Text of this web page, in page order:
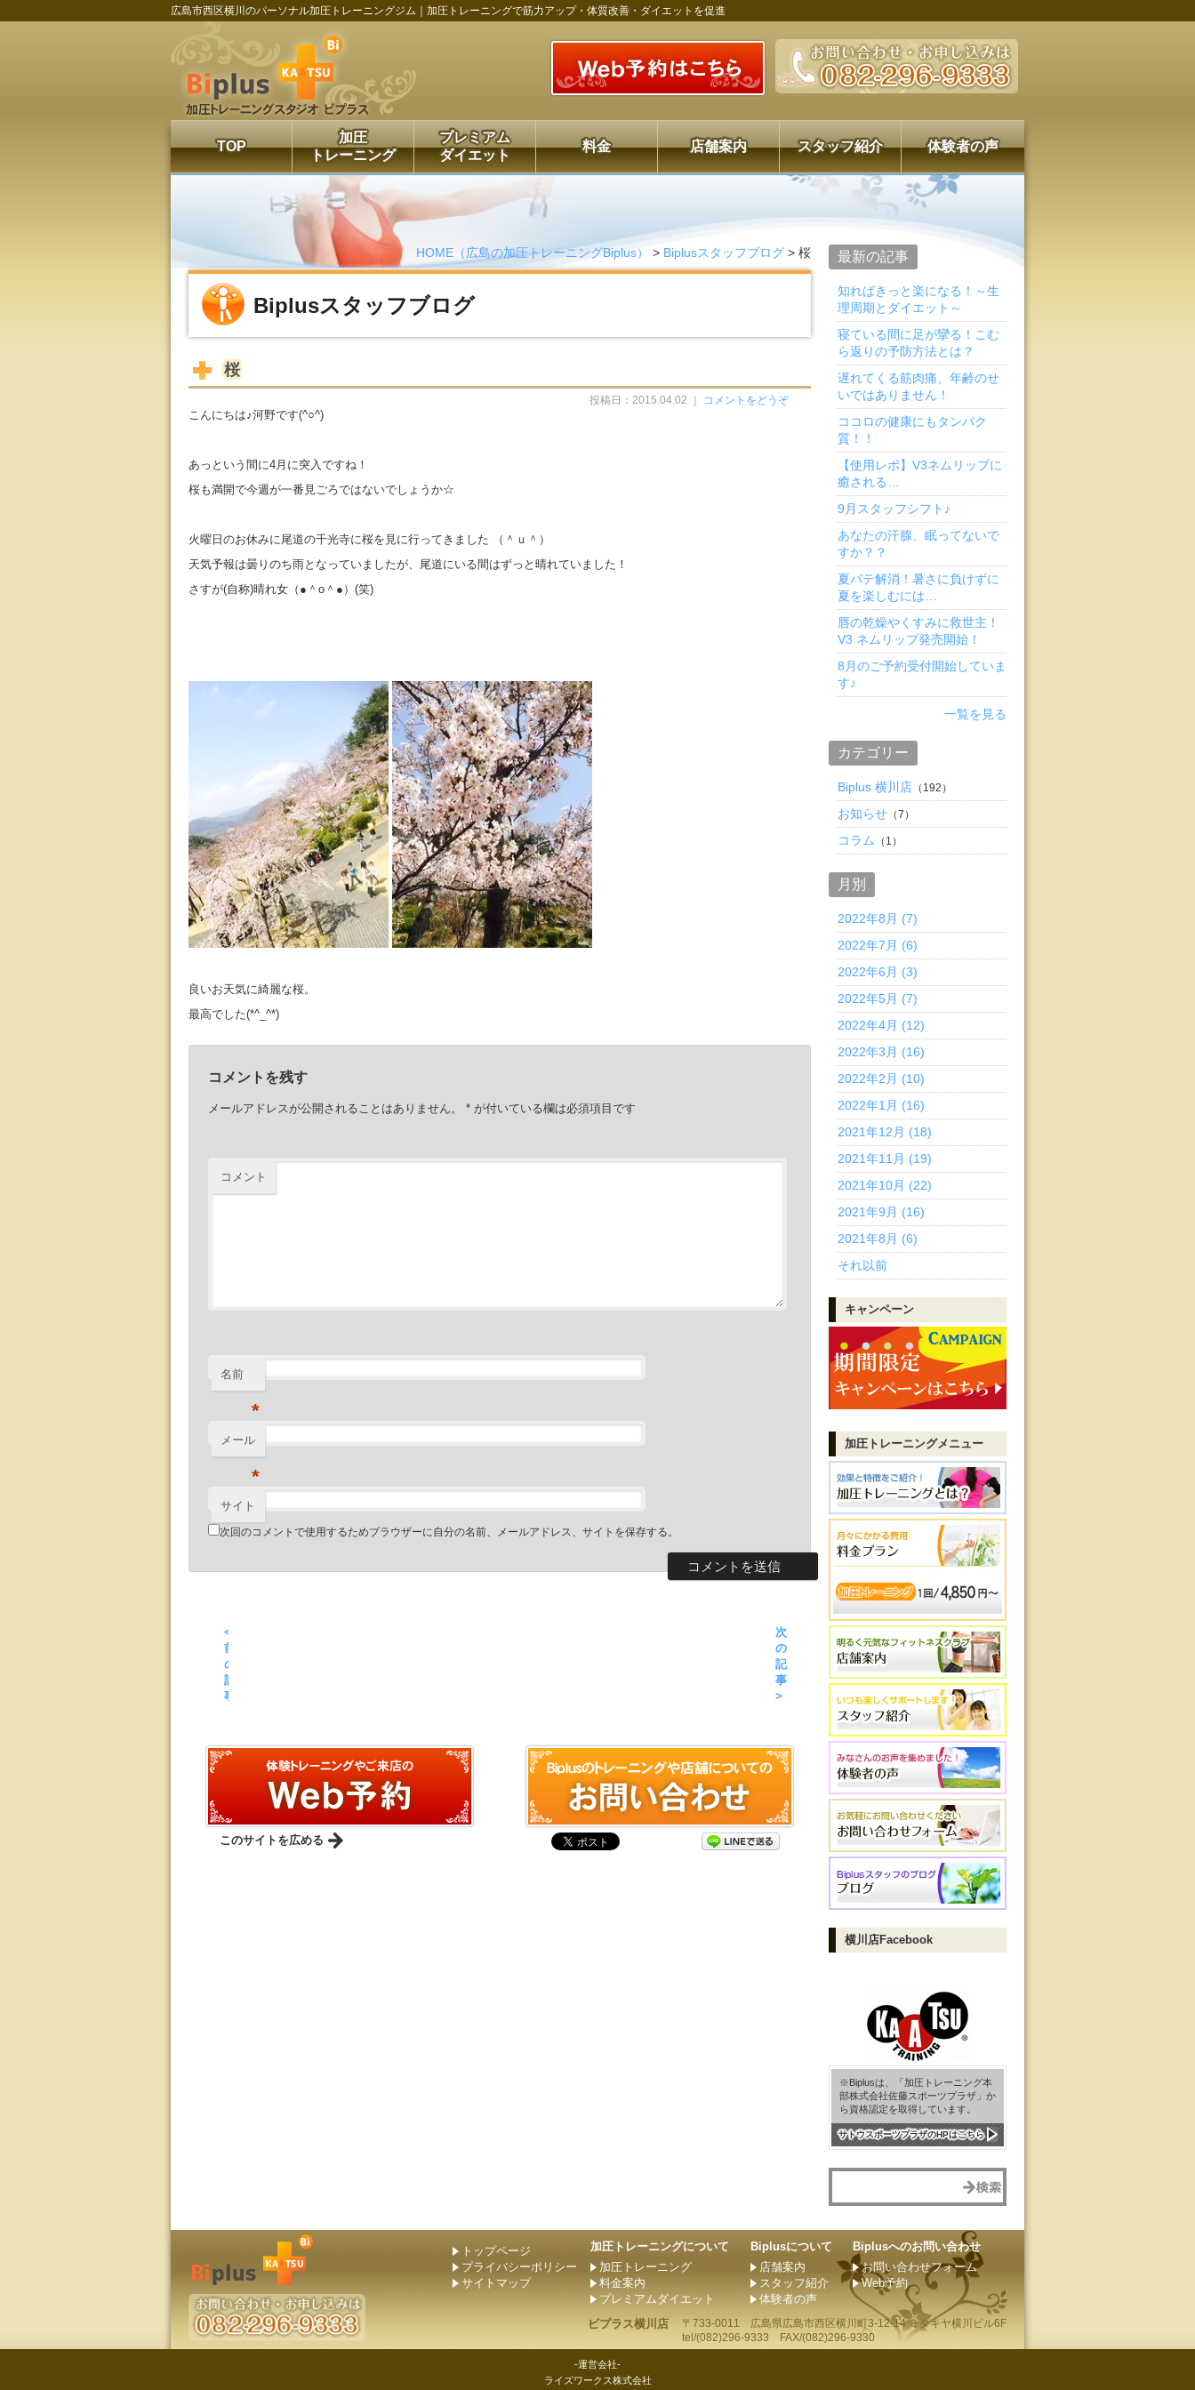
広島市西区横川のパーソナル加圧トレーニングジム｜加圧トレーニングで筋力アップ・体質改善・ダイエットを促進
TOP
加圧
トレーニング
プレミアム
ダイエット
料金 店舗案内 スタッフ紹介 体験者の声
HOME（広島の加圧トレーニングBiplus） > Biplusスタッフブログ > 桜
Biplusスタッフブログ
桜
投稿日：2015.04.02 ｜ コメントをどうぞ
こんにちは♪河野です(^○^)
あっという間に4月に突入ですね！
桜も満開で今週が一番見ごろではないでしょうか☆
火曜日のお休みに尾道の千光寺に桜を見に行ってきました （＾ｕ＾）
天気予報は曇りのち雨となっていましたが、尾道にいる間はずっと晴れていました！
さすが(自称)晴れ女（●＾o＾●）(笑)
良いお天気に綺麗な桜。
最高でした(*^_^*)
コメントを残す
メールアドレスが公開されることはありません。 * が付いている欄は必須項目です
コメント
名前
*
メール
*
サイト
次回のコメントで使用するためブラウザーに自分の名前、メールアドレス、サイトを保存する。
<
前
の
記
事
次
の
記
事
>
このサイトを広める
最新の記事
知ればきっと楽になる！～生
理周期とダイエット～
寝ている間に足が攣る！こむ
ら返りの予防方法とは？
遅れてくる筋肉痛、年齢のせ
いではありません！
ココロの健康にもタンパク
質！！
【使用レポ】V3ネムリップに
癒される…
9月スタッフシフト♪
あなたの汗腺、眠ってないで
すか？？
夏バテ解消！暑さに負けずに
夏を楽しむには…
唇の乾燥やくすみに救世主！
V3 ネムリップ発売開始！
8月のご予約受付開始していま
す♪
一覧を見る
カテゴリー
Biplus 横川店 （192）
お知らせ （7）
コラム （1）
月別
2022年8月 (7)
2022年7月 (6)
2022年6月 (3)
2022年5月 (7)
2022年4月 (12)
2022年3月 (16)
2022年2月 (10)
2022年1月 (16)
2021年12月 (18)
2021年11月 (19)
2021年10月 (22)
2021年9月 (16)
2021年8月 (6)
それ以前
キャンペーン
加圧トレーニングメニュー
横川店Facebook
※Biplusは、「加圧トレーニング本
部株式会社佐藤スポーツプラザ」か
ら資格認定を取得しています。
サトウスポーツプラザのHPはこちら
トップページ
プライバシーポリシー
サイトマップ
加圧トレーニングについて
加圧トレーニング
料金案内
プレミアムダイエット
Biplusについて
店舗案内
スタッフ紹介
体験者の声
Biplusへのお問い合わせ
お問い合わせフォーム
Web予約
ビプラス横川店 〒733-0011 広島県広島市西区横川町3-12-14 ミタキヤ横川ビル6F
tel/(082)296-9333 FAX/(082)296-9330
-運営会社-
ライズワークス株式会社